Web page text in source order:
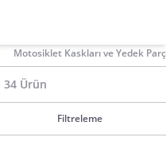
Motosiklet Kaskları ve Yedek
34 Ürün
Filtreleme